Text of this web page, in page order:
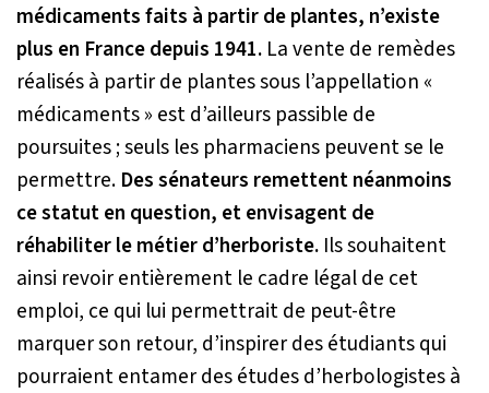
médicaments faits à partir de plantes, n’existe
plus en France depuis 1941. La vente de remèdes
réalisés à partir de plantes sous l’appellation «
médicaments » est d’ailleurs passible de
poursuites ; seuls les pharmaciens peuvent se le
permettre. Des sénateurs remettent néanmoins
ce statut en question, et envisagent de
réhabiliter le métier d’herboriste. Ils souhaitent
ainsi revoir entièrement le cadre légal de cet
emploi, ce qui lui permettrait de peut-être
marquer son retour, d’inspirer des étudiants qui
pourraient entamer des études d’herbologistes à